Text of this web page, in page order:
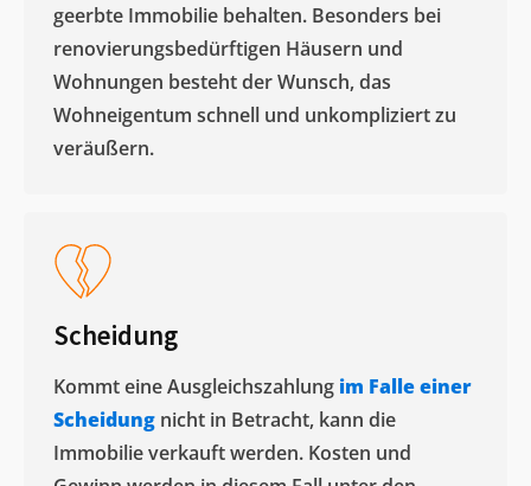
geerbte Immobilie behalten. Besonders bei
renovierungsbedürftigen Häusern und
Wohnungen besteht der Wunsch, das
Wohneigentum schnell und unkompliziert zu
veräußern. ​
Scheidung
Kommt eine Ausgleichszahlung im Falle einer
Scheidung nicht in Betracht, kann die
Immobilie verkauft werden. Kosten und